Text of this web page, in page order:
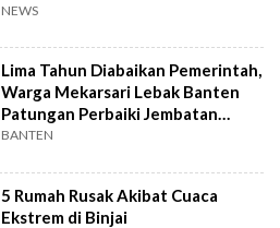
NEWS
Lima Tahun Diabaikan Pemerintah,
Warga Mekarsari Lebak Banten
Patungan Perbaiki Jembatan
Rusak
BANTEN
5 Rumah Rusak Akibat Cuaca
Ekstrem di Binjai